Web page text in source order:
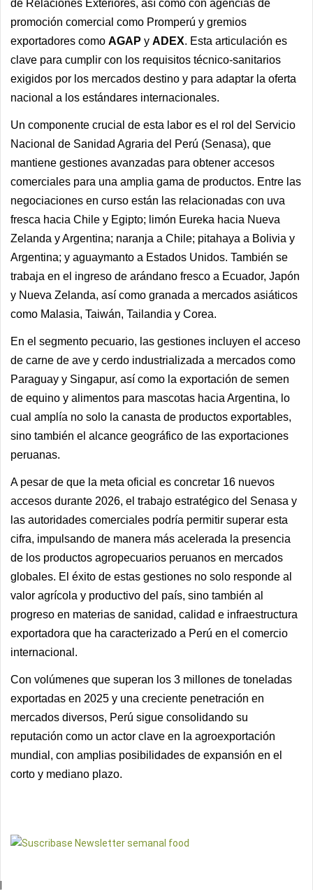
de Relaciones Exteriores, así como con agencias de
promoción comercial como Promperú y gremios
exportadores como AGAP y ADEX. Esta articulación es
clave para cumplir con los requisitos técnico-sanitarios
exigidos por los mercados destino y para adaptar la oferta
nacional a los estándares internacionales.
Un componente crucial de esta labor es el rol del Servicio
Nacional de Sanidad Agraria del Perú (Senasa), que
mantiene gestiones avanzadas para obtener accesos
comerciales para una amplia gama de productos. Entre las
negociaciones en curso están las relacionadas con uva
fresca hacia Chile y Egipto; limón Eureka hacia Nueva
Zelanda y Argentina; naranja a Chile; pitahaya a Bolivia y
Argentina; y aguaymanto a Estados Unidos. También se
trabaja en el ingreso de arándano fresco a Ecuador, Japón
y Nueva Zelanda, así como granada a mercados asiáticos
como Malasia, Taiwán, Tailandia y Corea.
En el segmento pecuario, las gestiones incluyen el acceso
de carne de ave y cerdo industrializada a mercados como
Paraguay y Singapur, así como la exportación de semen
de equino y alimentos para mascotas hacia Argentina, lo
cual amplía no solo la canasta de productos exportables,
sino también el alcance geográfico de las exportaciones
peruanas.
A pesar de que la meta oficial es concretar 16 nuevos
accesos durante 2026, el trabajo estratégico del Senasa y
las autoridades comerciales podría permitir superar esta
cifra, impulsando de manera más acelerada la presencia
de los productos agropecuarios peruanos en mercados
globales. El éxito de estas gestiones no solo responde al
valor agrícola y productivo del país, sino también al
progreso en materias de sanidad, calidad e infraestructura
exportadora que ha caracterizado a Perú en el comercio
internacional.
Con volúmenes que superan los 3 millones de toneladas
exportadas en 2025 y una creciente penetración en
mercados diversos, Perú sigue consolidando su
reputación como un actor clave en la agroexportación
mundial, con amplias posibilidades de expansión en el
corto y mediano plazo.